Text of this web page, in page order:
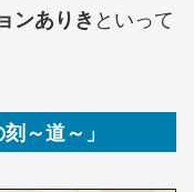
ンありき といって
～道～」